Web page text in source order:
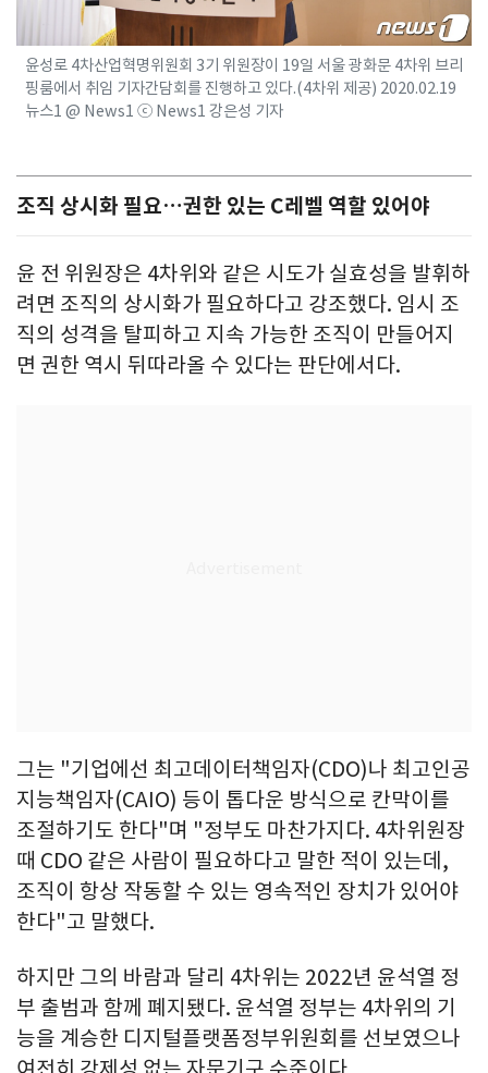
윤성로 4차산업혁명위원회 3기 위원장이 19일 서울 광화문 4차위 브리
핑룸에서 취임 기자간담회를 진행하고 있다.(4차위 제공) 2020.02.19
뉴스1 @ News1 ⓒ News1 강은성 기자
조직 상시화 필요…권한 있는 C레벨 역할 있어야
윤 전 위원장은 4차위와 같은 시도가 실효성을 발휘하
려면 조직의 상시화가 필요하다고 강조했다. 임시 조
직의 성격을 탈피하고 지속 가능한 조직이 만들어지
면 권한 역시 뒤따라올 수 있다는 판단에서다.
그는 "기업에선 최고데이터책임자(CDO)나 최고인공
지능책임자(CAIO) 등이 톱다운 방식으로 칸막이를
조절하기도 한다"며 "정부도 마찬가지다. 4차위원장
때 CDO 같은 사람이 필요하다고 말한 적이 있는데,
조직이 항상 작동할 수 있는 영속적인 장치가 있어야
한다"고 말했다.
하지만 그의 바람과 달리 4차위는 2022년 윤석열 정
부 출범과 함께 폐지됐다. 윤석열 정부는 4차위의 기
능을 계승한 디지털플랫폼정부위원회를 선보였으나